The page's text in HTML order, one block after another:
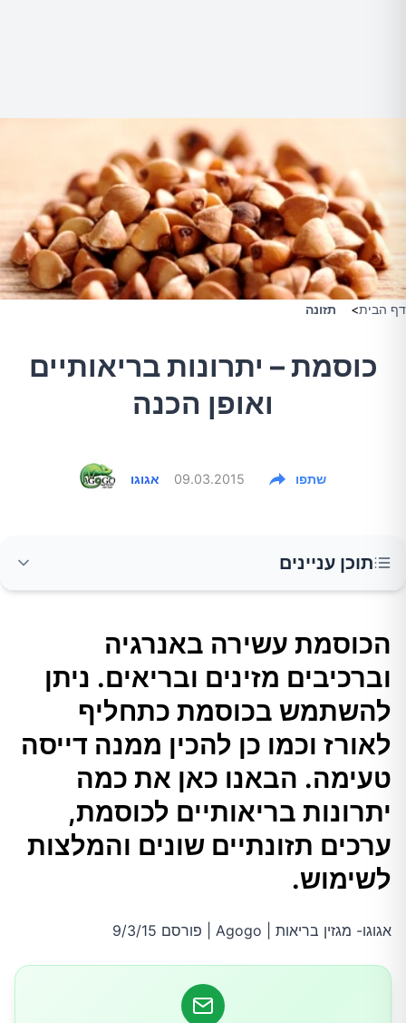
דף הבית> תזונה
כוסמת – יתרונות בריאותיים
ואופן הכנה
אגוגו 09.03.2015 שתפו
תוכן עניינים
ובריאים. ניתן להשתמש בכוסמת כתחליף לאורז
וכמו כן להכין ממנה דייסה טעימה. הבאנו כאן את
כמה יתרונות בריאותיים לכוסמת, ערכים תזונתיים
שונים והמלצות לשימוש.
1.טובה ללב ולכלי הדם
2.מקור מעולה לחלבון איכותי
3.מעולה לעיכול
הכוסמת עשירה באנרגיה
וברכיבים מזינים ובריאים. ניתן
להשתמש בכוסמת כתחליף
לאורז וכמו כן להכין ממנה דייסה
טעימה. הבאנו כאן את כמה
יתרונות בריאותיים לכוסמת,
ערכים תזונתיים שונים והמלצות
לשימוש.
אגוגו- מגזין בריאות | Agogo | פורסם 9/3/15